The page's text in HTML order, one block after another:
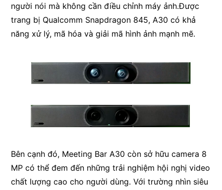
người nói mà không cần điều chỉnh máy ảnh.Được
trang bị Qualcomm Snapdragon 845, A30 có khả
năng xử lý, mã hóa và giải mã hình ảnh mạnh mẽ.
Bên cạnh đó, Meeting Bar A30 còn sở hữu camera 8
MP có thể đem đến những trải nghiệm hội nghị video
chất lượng cao cho người dùng. Với trường nhìn siêu